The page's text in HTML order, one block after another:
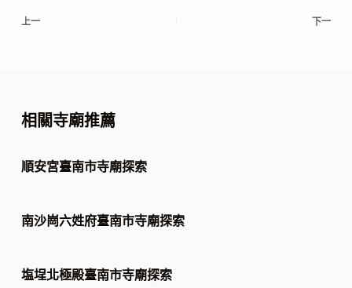
上一 下一
相關寺廟推薦
順安宮臺南市寺廟探索
南沙崗六姓府臺南市寺廟探索
塩埕北極殿臺南市寺廟探索